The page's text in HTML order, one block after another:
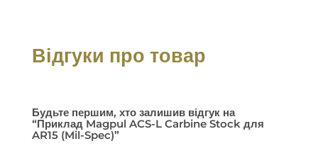
Відгуки про товар
Будьте першим, хто залишив відгук на
“Приклад Magpul ACS-L Carbine Stock для
AR15 (Mil-Spec)”